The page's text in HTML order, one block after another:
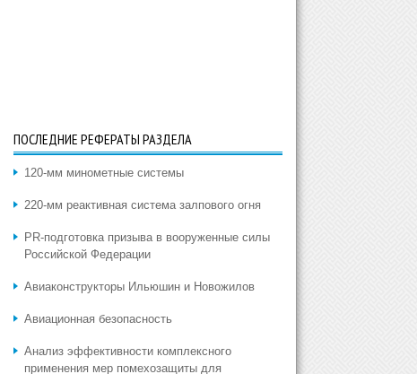
ПОСЛЕДНИЕ РЕФЕРАТЫ РАЗДЕЛА
120-мм минометные системы
220-мм реактивная система залпового огня
PR-подготовка призыва в вооруженные силы
Российской Федерации
Авиаконструкторы Ильюшин и Новожилов
Авиационная безопасность
Анализ эффективности комплексного
применения мер помехозащиты для